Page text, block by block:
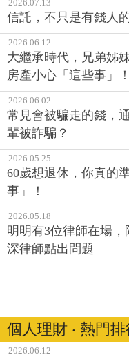
2026.07.13
信託，不只是有錢人
2026.06.12
大繼承時代，兄弟姊
房產小心「這些事」！
2026.06.02
常見會被騙走的錢，
輩被詐騙？
2026.05.25
60歲想退休，你真的
事」！
2026.05.18
明明有3位律師在場
深律師點出問題
個人理財 ‧ 熱門
2026.06.12